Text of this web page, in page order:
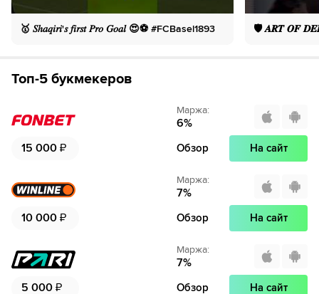
🥇 𝑆ℎ𝑎𝑞𝑖𝑟𝑖'𝑠 𝑓𝑖𝑟𝑠𝑡 𝑃𝑟𝑜 𝐺𝑜𝑎𝑙 😍⚽️ #FCBasel1893 🛡️ 𝑨𝑹𝑻 𝑶𝑭
Топ-5 букмекеров
15 000 ₽
Маржа:
6%
Обзор На сайт
10 000 ₽
Маржа:
7%
Обзор На сайт
5 000 ₽
Маржа:
7%
Обзор На сайт